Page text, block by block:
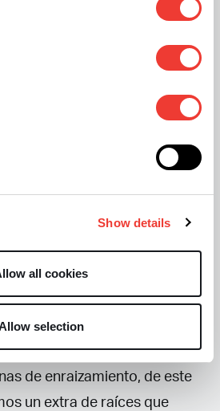
Show details
all cookies
selection
a crecer en cuanto
Lo que debemos hacer
haya dado un buen
con cuidado, la
y aumentamos la tierra
situamos el cepellón en el
al corte de las ramas bajas.
guardar éstas para clones,
que antes enraízan y ya nos
por si sale algo
que hemos hecho y que
hacemos unas
de enraizamiento, de este
un extra de raíces que